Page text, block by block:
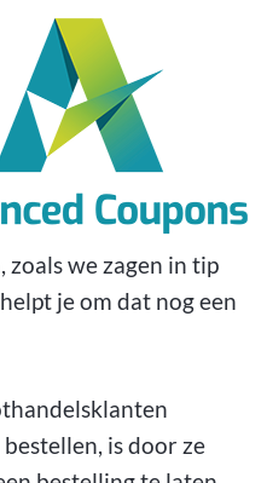
we zagen in tip
je om dat nog een
is door ze